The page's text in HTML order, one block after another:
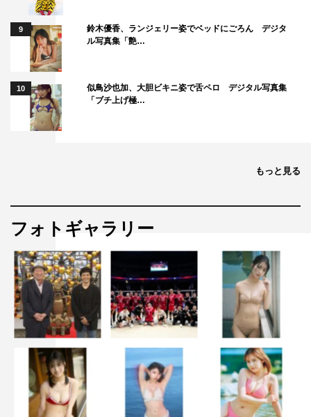
9
鈴木優香、ランジェリー姿でベッドにごろん デジタ
ル写真集「艶…
10
似鳥沙也加、大胆ビキニ姿で舌ペロ デジタル写真集
「ブチ上げ極…
もっと見る
フォトギャラリー